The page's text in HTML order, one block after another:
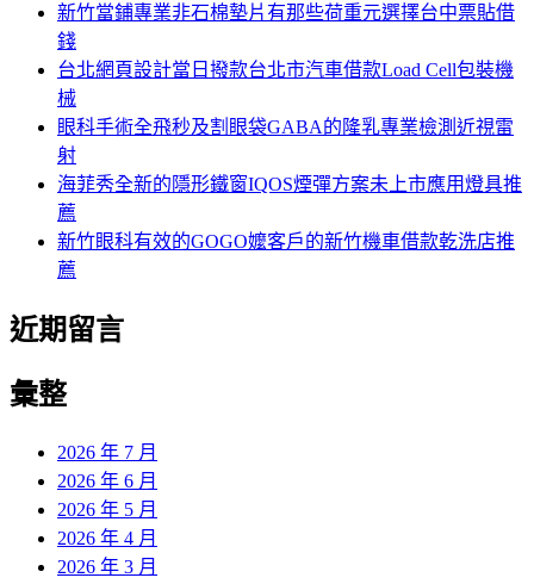
新竹當鋪專業非石棉墊片有那些荷重元選擇台中票貼借
錢
台北網頁設計當日撥款台北市汽車借款Load Cell包裝機
械
眼科手術全飛秒及割眼袋GABA的隆乳專業檢測近視雷
射
海菲秀全新的隱形鐵窗IQOS煙彈方案未上市應用燈具推
薦
新竹眼科有效的GOGO嬤客戶的新竹機車借款乾洗店推
薦
近期留言
彙整
2026 年 7 月
2026 年 6 月
2026 年 5 月
2026 年 4 月
2026 年 3 月